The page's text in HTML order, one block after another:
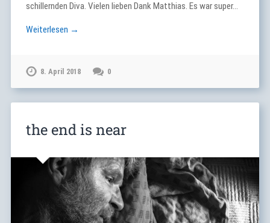
schillernden Diva. Vielen lieben Dank Matthias. Es war super…
Weiterlesen →
8. April 2018 0
the end is near